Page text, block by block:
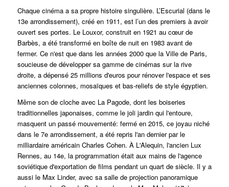
Chaque cinéma a sa propre histoire singulière. L’Escurial (dans le
13e arrondissement), créé en 1911, est l’un des premiers à avoir
ouvert ses portes. Le Louxor, construit en 1921 au cœur de
Barbès, a été transformé en boîte de nuit en 1983 avant de
fermer. Ce n'est que dans les années 2000 que la Ville de Paris,
soucieuse de développer sa gamme de cinémas sur la rive
droite, a dépensé 25 millions d'euros pour rénover l'espace et ses
anciennes colonnes, mosaïques et bas-reliefs de style égyptien.
Même son de cloche avec La Pagode, dont les boiseries
traditionnelles japonaises, comme le joli jardin qui l'entoure,
masquent un passé mouvementé: fermé en 2015, ce joyau niché
dans le 7e arrondissement, a été repris l'an dernier par le
milliardaire américain Charles Cohen. À L'Alequin, l'ancien Lux
Rennes, au 14e, la programmation était aux mains de l'agence
soviétique d'exportation de films pendant un quart de siècle. Il y a
aussi le Max Linder, avec sa salle de projection panoramique